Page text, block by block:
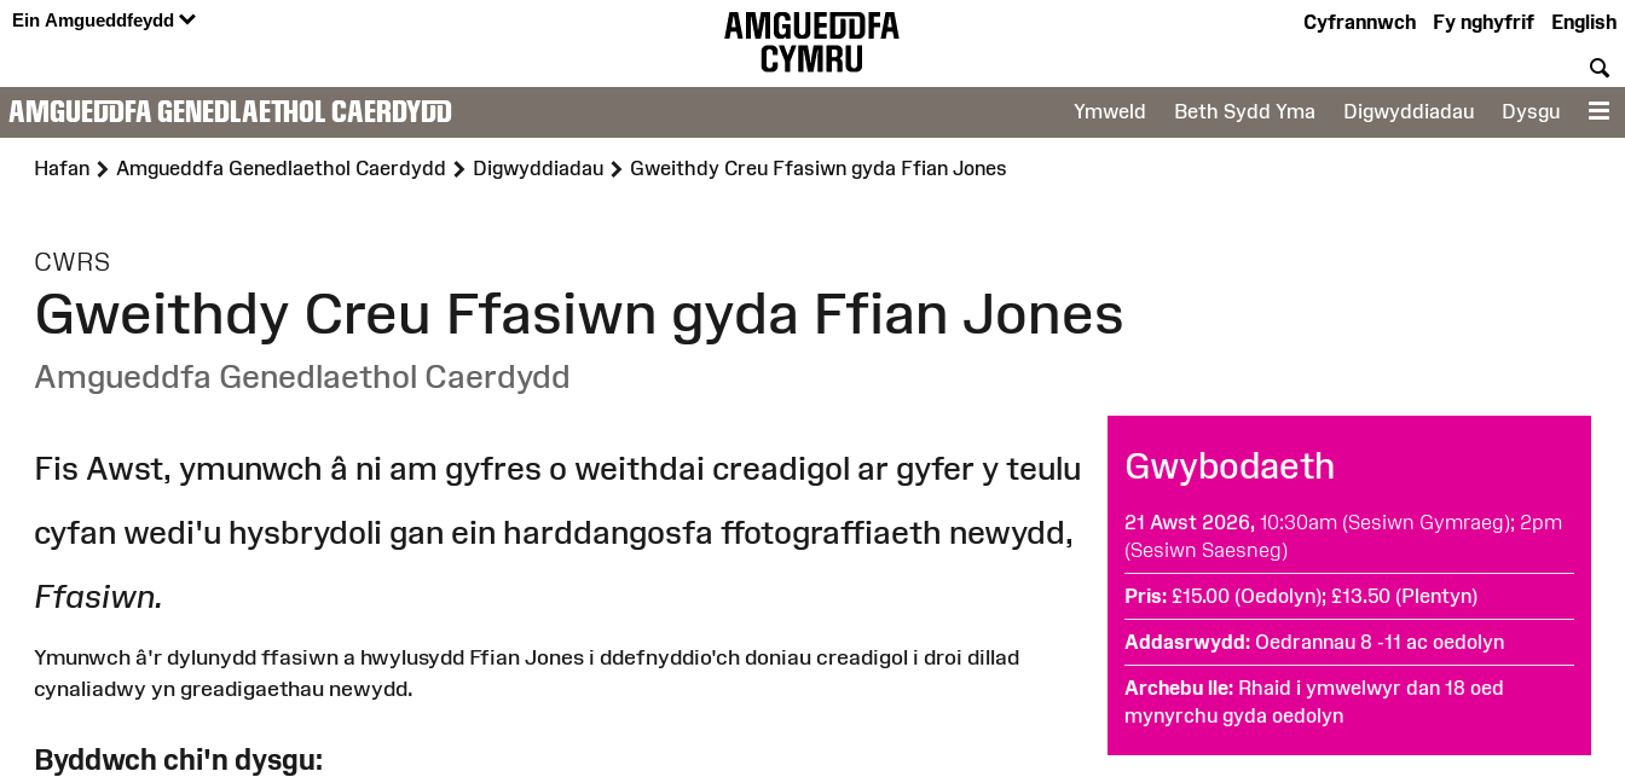
Ein Amgueddfeydd English
Fy nghyfrif
Cyfrannwch
AMGUEDDFA GENEDLAETHOL CAERDYDD Ymweld Beth Sydd Yma Digwyddiadau Dysgu
Hafan Amgueddfa Genedlaethol Caerdydd Digwyddiadau Gweithdy Creu Ffasiwn gyda Ffian Jones
CWRS
Gweithdy Creu Ffasiwn gyda Ffian Jones
Amgueddfa Genedlaethol Caerdydd
Fis Awst, ymunwch â ni am gyfres o weithdai creadigol ar gyfer y teulu
cyfan wedi'u hysbrydoli gan ein harddangosfa ffotograffiaeth newydd,
Ffasiwn.
Ymunwch â'r dylunydd ffasiwn a hwylusydd Ffian Jones i ddefnyddio'ch doniau creadigol i droi dillad
cynaliadwy yn greadigaethau newydd.
Byddwch chi'n dysgu:
Gwybodaeth
21 Awst 2026, 10:30am (Sesiwn Gymraeg); 2pm
(Sesiwn Saesneg)
Pris £15.00 (Oedolyn); £13.50 (Plentyn)
Addasrwydd Oedrannau 8 -11 ac oedolyn
Archebu lle Rhaid i ymwelwyr dan 18 oed
mynyrchu gyda oedolyn